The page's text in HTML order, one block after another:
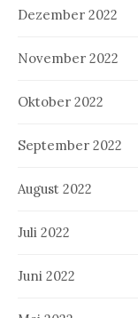
Dezember 2022
November 2022
Oktober 2022
September 2022
August 2022
Juli 2022
Juni 2022